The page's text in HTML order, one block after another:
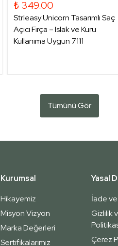
₺ 349.00
Strleasy Unicorn Tasarımlı Saç
Açıcı Fırça – Islak ve Kuru
Kullanıma Uygun 7111
Tümünü Gör
Kurumsal
Hikayemiz
Misyon Vizyon
Marka Değerleri
Sertifikalarımız
Yasal
İade ve
Gizlilik
Çerez